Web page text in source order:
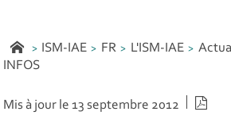
ISM-IAE FR L'ISM-IAE
INFOS
Mis à jour le 13 septembre 2012